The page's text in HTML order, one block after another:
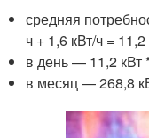
средняя
ч + 1,6 кВт/ч = 11,2
в день — 11,2 кВт
в месяц — 268,8